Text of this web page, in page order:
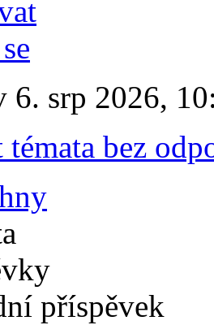
6. srp 2026,
bez
příspěvek